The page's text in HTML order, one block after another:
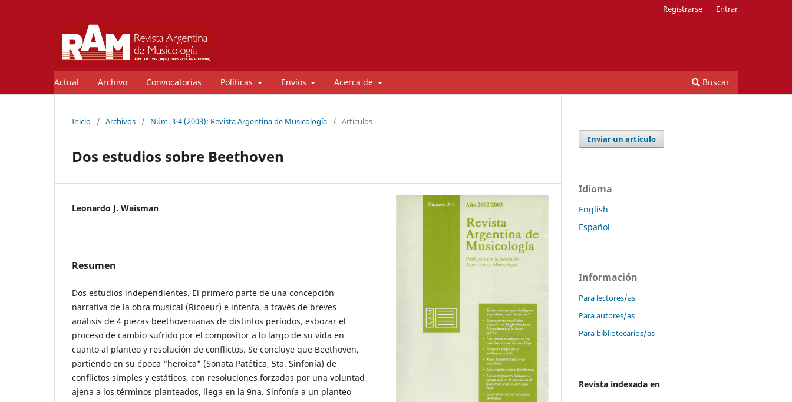
Actual Archivo Convocatorias Políticas Envíos Acerca de Buscar
Registrarse Entrar
Inicio / Archivos / Núm. 3-4 (2003): Revista Argentina de Musicología / Artículos
Dos estudios sobre Beethoven
Leonardo J. Waisman
Resumen
Dos estudios independientes. El primero parte de una concepción
narrativa de la obra musical (Ricoeur) e intenta, a través de breves
análisis de 4 piezas beethovenianas de distintos períodos, esbozar el
proceso de cambio sufrido por el compositor a lo largo de su vida en
cuanto al planteo y resolución de conflictos. Se concluye que Beethoven,
partiendo en su época “heroica" (Sonata Patética, 5ta. Sinfonía) de
conflictos simples y estáticos, con resoluciones forzadas por una voluntad
ajena a los términos planteados, llega en la 9na. Sinfonía a un planteo
Enviar un artículo
Idioma
English
Español
Información
Para lectores/as
Para autores/as
Para bibliotecarios/as
Revista indexada en